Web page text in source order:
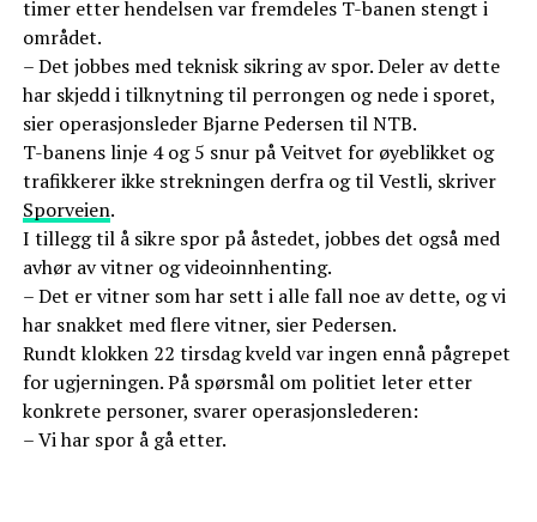
timer etter hendelsen var fremdeles T-banen stengt i
området.
– Det jobbes med teknisk sikring av spor. Deler av dette
har skjedd i tilknytning til perrongen og nede i sporet,
sier operasjonsleder Bjarne Pedersen til NTB.
T-banens linje 4 og 5 snur på Veitvet for øyeblikket og
trafikkerer ikke strekningen derfra og til Vestli, skriver
Sporveien.
I tillegg til å sikre spor på åstedet, jobbes det også med
avhør av vitner og videoinnhenting.
– Det er vitner som har sett i alle fall noe av dette, og vi
har snakket med flere vitner, sier Pedersen.
Rundt klokken 22 tirsdag kveld var ingen ennå pågrepet
for ugjerningen. På spørsmål om politiet leter etter
konkrete personer, svarer operasjonslederen:
– Vi har spor å gå etter.